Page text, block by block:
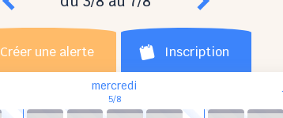
Créer une alerte Inscription
mercredi
5/8